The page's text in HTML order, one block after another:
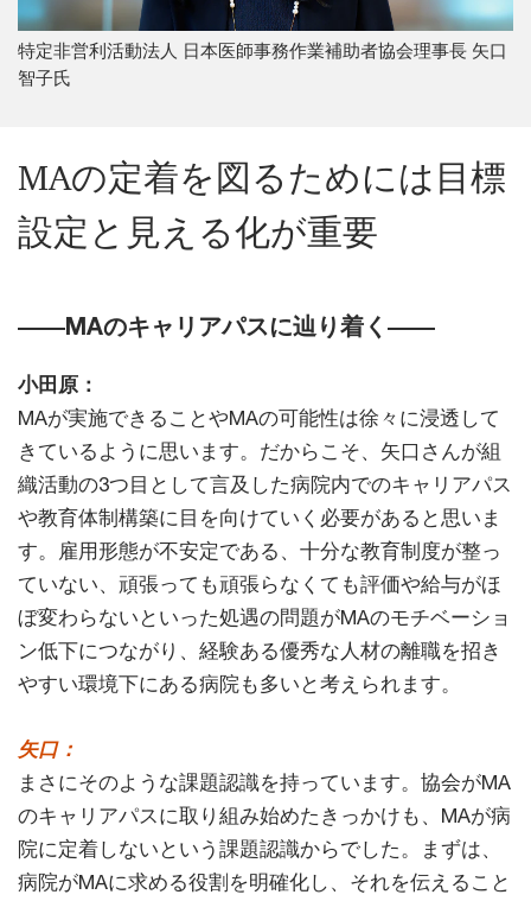
特定非営利活動法人 日本医師事務作業補助者協会理事長 矢口
智子氏
MAの定着を図るためには目標
設定と見える化が重要
――MAのキャリアパスに辿り着く――
小田原：
MAが実施できることやMAの可能性は徐々に浸透して
きているように思います。だからこそ、矢口さんが組
織活動の3つ目として言及した病院内でのキャリアパス
や教育体制構築に目を向けていく必要があると思いま
す。雇用形態が不安定である、十分な教育制度が整っ
ていない、頑張っても頑張らなくても評価や給与がほ
ぼ変わらないといった処遇の問題がMAのモチベーショ
ン低下につながり、経験ある優秀な人材の離職を招き
やすい環境下にある病院も多いと考えられます。
矢口：
まさにそのような課題認識を持っています。協会がMA
のキャリアパスに取り組み始めたきっかけも、MAが病
院に定着しないという課題認識からでした。まずは、
病院がMAに求める役割を明確化し、それを伝えること